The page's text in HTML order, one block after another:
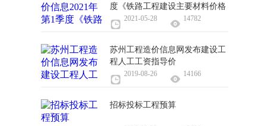
度《铁路工程建设主要材料价格
信息》2021-05-28 14782
苏州工程造价信息网发布建设工
程人工工资指导价
2019-08-26 14166
招标投标工程预算